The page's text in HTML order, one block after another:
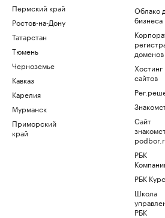
Пермский край
Ростов-на-Дону
Татарстан
Тюмень
Черноземье
Кавказ
Карелия
Мурманск
Приморский
край
Облако
бизнеса
доменов
Хостинг
сайтов
Сайт
РБК
РБК
Школа
РБК